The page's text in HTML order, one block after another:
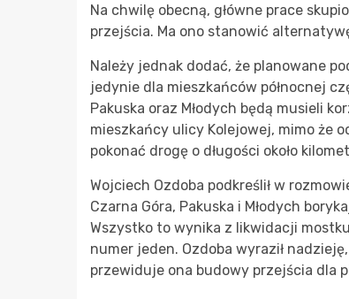
Na chwilę obecną, główne prace
przejścia. Ma ono stanowić
Należy jednak dodać, że planowane
jedynie dla mieszkańców północnej
Pakuska oraz Młodych będą musieli
mieszkańcy ulicy Kolejowej, mimo że
pokonać drogę o długości około
Wojciech Ozdoba podkreślił w
Czarna Góra, Pakuska i Młodych
Wszystko to wynika z likwidacji
numer jeden. Ozdoba wyraził
przewiduje ona budowy przejścia dla